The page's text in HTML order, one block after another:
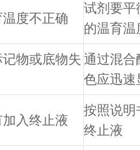
度不正确
试剂要平
的温育温
物或底物失 通过混
色应迅速
入终止液
按照说明
终止液